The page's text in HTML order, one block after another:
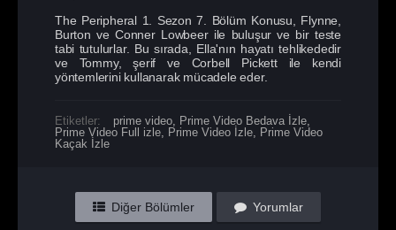
The Peripheral 1. Sezon 7. Bölüm Konusu, Flynne,
Burton ve Conner Lowbeer ile buluşur ve bir teste
tabi tutulurlar. Bu sırada, Ella'nın hayatı tehlikededir
ve Tommy, şerif ve Corbell Pickett ile kendi
yöntemlerini kullanarak mücadele eder.
Etiketler: prime video Prime Video Bedava İzle
Prime Video Full izle Prime Video İzle Prime Video
Kaçak İzle
Diğer Bölümler Yorumlar